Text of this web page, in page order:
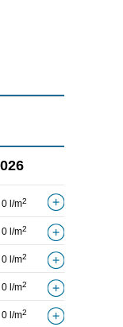
0 l/m2
0 l/m2
0 l/m2
0 l/m2
0 l/m2